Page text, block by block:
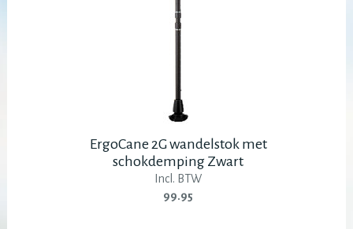
ErgoCane 2G wandelstok met
schokdemping Zwart
Incl. BTW
99.95